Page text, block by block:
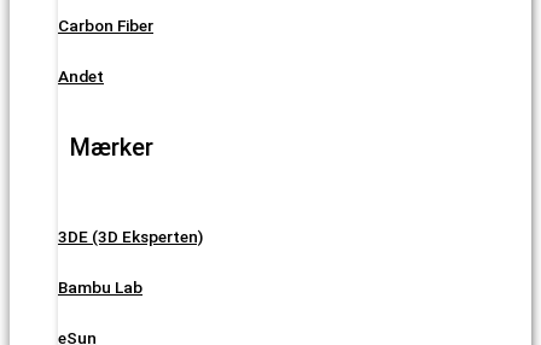
Carbon Fiber
Andet
Mærker
3DE (3D Eksperten)
Bambu Lab
eSun